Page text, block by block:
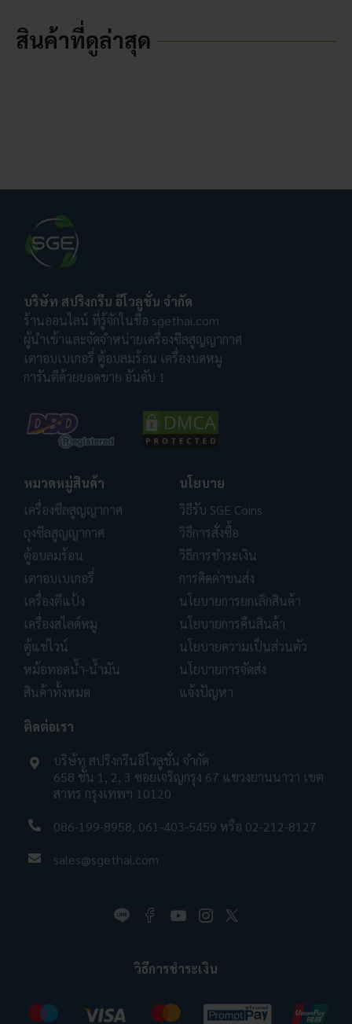
สินค้าที่ดูล่าสุด
บริษัท สปริงกรีน อีโวลูชั่น จำกัด
ร้านออนไลน์ ที่รู้จักในชื่อ sgethai.com
ผู้นำเข้าและจัดจำหน่ายเครื่องซีลสูญญากาศ
เตาอบเบเกอรี่ ตู้อบลมร้อน เครื่องบดหมู
การันตีด้วยยอดขาย อันดับ 1
หมวดหมู่สินค้า
เครื่องซีลสูญญากาศ
ถุงซีลสูญญากาศ
ตู้อบลมร้อน
เตาอบเบเกอรี่
เครื่องตีแป้ง
เครื่องสไลด์หมู
ตู้แช่ไวน์
หม้อทอดน้ำ-น้ำมัน
สินค้าทั้งหมด
นโยบาย
วิธีรับ SGE Coins
วิธีการสั่งซื้อ
วิธีการชำระเงิน
การคิดค่าขนส่ง
นโยบายการยกเลิกสินค้า
นโยบายการคืนสินค้า
นโยบายความเป็นส่วนตัว
นโยบายการจัดส่ง
แจ้งปัญหา
ติดต่อเรา
บริษัท สปริงกรีนอีโวลูชั่น จำกัด
658 ชั้น 1, 2, 3 ซอยเจริญกรุง 67 แขวงยานนาวา เขต
สาทร กรุงเทพฯ 10120
086-199-8958, 061-403-5459 หรือ 02-212-8127
sales@sgethai.com
วิธีการชำระเงิน